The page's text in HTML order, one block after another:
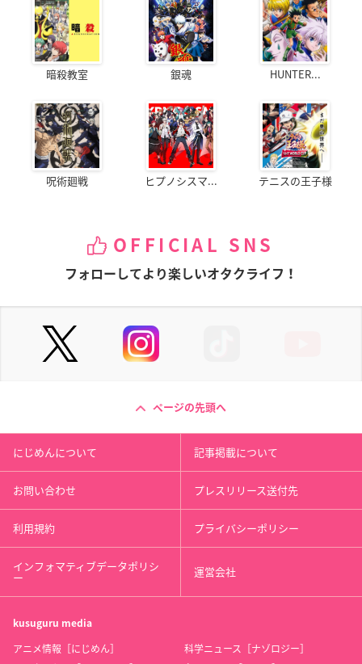
暗殺教室 銀魂 HUNTER...
呪術廻戦 ヒプノシスマ... テニスの王子様
OFFICIAL SNS
フォローしてより楽しいオタクライフ！
ページの先頭へ
にじめんについて 記事掲載について
お問い合わせ プレスリリース送付先
利用規約 プライバシーポリシー
インフォマティブデータポリシ
ー 運営会社
kusuguru media
アニメ情報［にじめん］
科学ニュース［ナゾロジー］